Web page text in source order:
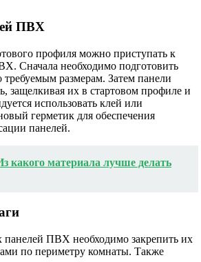
ПВХ
профиля можно приступать к
Сначала необходимо подготовить
требуемым размерам. Затем панели
защелкивая их в стартовом профиле и
использовать клей или
герметик для обеспечения
панелей.
какого материала лучше делать
панелей ПВХ необходимо закрепить их
по периметру комнаты. Также